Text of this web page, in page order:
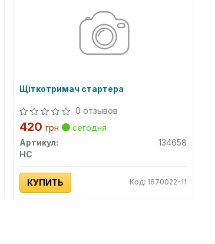
Щіткотримач стартера
0 отзывов
420грн
сегодня
Артикул:
134658
HC
КУПИТЬ Код: 1670022-11